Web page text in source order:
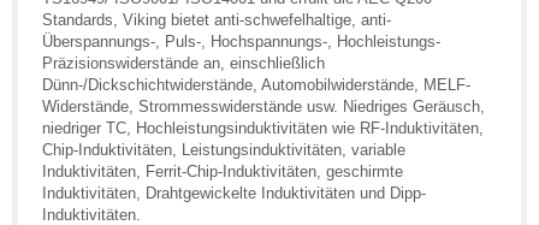
Standards, Viking bietet anti-schwefelhaltige, anti-
Überspannungs-, Puls-, Hochspannungs-, Hochleistungs-
Präzisionswiderstände an, einschließlich
Dünn-/Dickschichtwiderstände, Automobilwiderstände, MELF-
Widerstände, Strommesswiderstände usw. Niedriges Geräusch,
niedriger TC, Hochleistungsinduktivitäten wie RF-Induktivitäten,
Chip-Induktivitäten, Leistungsinduktivitäten, variable
Induktivitäten, Ferrit-Chip-Induktivitäten, geschirmte
Induktivitäten, Drahtgewickelte Induktivitäten und Dipp-
Induktivitäten.